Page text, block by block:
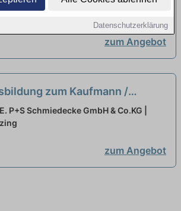
Datenschutzerklärung
zum Angebot
zum Kaufmann /
Für Büromanagement
d)
P+S Schmiedecke GmbH & Co.KG |
zum Angebot